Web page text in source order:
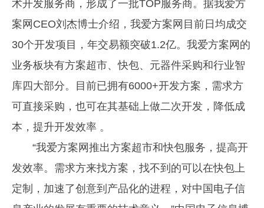
术开发服务商，形成了一批TOP服务商。据我爱方
案网CEO刘杰博士介绍，我爱方案网目前日均成交
30个开发项目，年交易额突破1.2亿。我爱方案网的
业务板块有方案超市、快包、元器件采购和行业智
库四大部分。目前已拥有6000+开发方案，需求方
可直接采购，也可在其基础上做二次开发，降低成
本，提升开发效率 。
“我爱方案网推出方案超市和快包服务，提高开
发效率。需求方来找方案，找不到的可以在快包上
定制，加速了创意到产品化的进程，对中国电子信